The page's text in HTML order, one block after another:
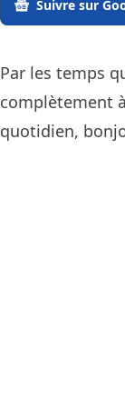
Suivre sur
Par les temps
complètement
quotidien,